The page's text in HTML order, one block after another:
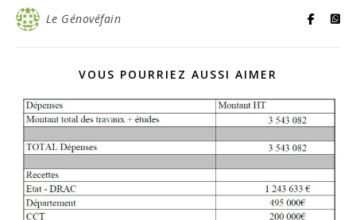
Le Génovéfain
VOUS POURRIEZ AUSSI AIMER